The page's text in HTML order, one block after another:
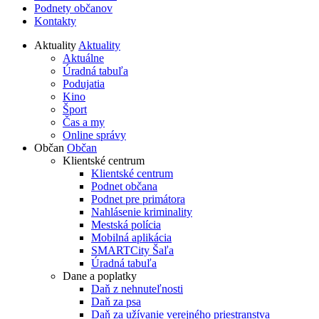
Podnety občanov
Kontakty
AktualityAktuality
Aktuálne
Úradná tabuľa
Podujatia
Kino
Šport
Čas a my
Online správy
Občan Občan
Klientské centrum
Klientské centrum
Podnet občana
Podnet pre primátora
Nahlásenie kriminality
Mestská polícia
Mobilná aplikácia
SMARTCity Šaľa
Úradná tabuľa
Dane a poplatky
Daň z nehnuteľnosti
Daň za psa
Daň za užívanie verejného priestranstva